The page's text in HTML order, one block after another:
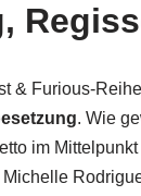
& Furious-
. Wie
im